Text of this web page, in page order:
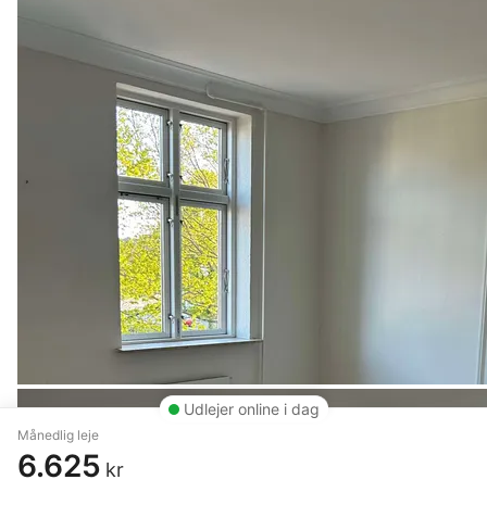
Udlejer online i dag
Månedlig leje
6.625 kr